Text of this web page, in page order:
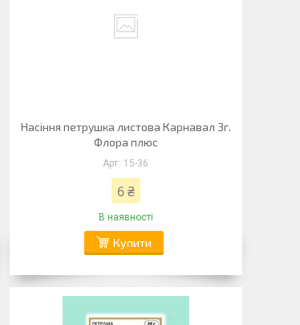
Насіння петрушка листова Карнавал 3г.
Флора плюс
15-36
6 ₴
В наявності
Купити